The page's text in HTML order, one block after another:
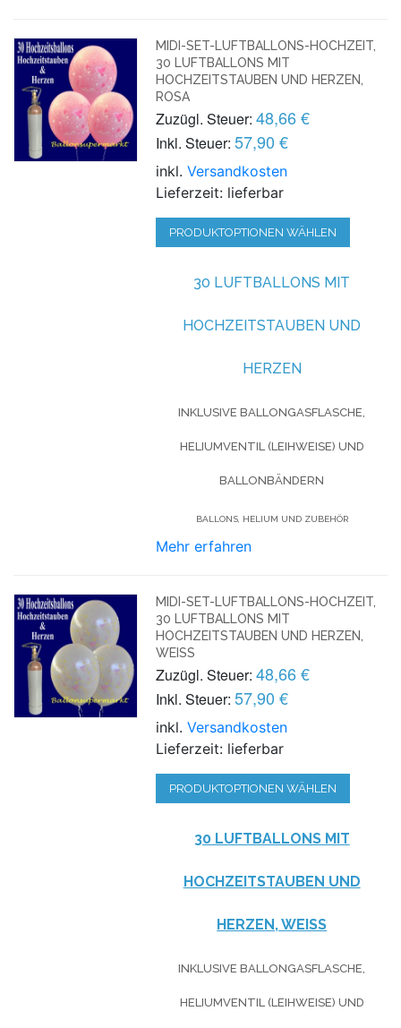
MIDI-SET-LUFTBALLONS-HOCHZEIT,
30 LUFTBALLONS MIT
HOCHZEITSTAUBEN UND HERZEN,
ROSA
Zuzügl. Steuer: 48,66 €
Inkl. Steuer: 57,90 €
inkl.Versandkosten
Lieferzeit: lieferbar
PRODUKTOPTIONEN WÄHLEN
30 LUFTBALLONS MIT
HOCHZEITSTAUBEN UND
HERZEN
INKLUSIVE BALLONGASFLASCHE,
HELIUMVENTIL (LEIHWEISE) UND
BALLONBÄNDERN
BALLONS, HELIUM UND ZUBEHÖR
Mehr erfahren
MIDI-SET-LUFTBALLONS-HOCHZEIT,
30 LUFTBALLONS MIT
HOCHZEITSTAUBEN UND HERZEN,
WEISS
Zuzügl. Steuer: 48,66 €
Inkl. Steuer: 57,90 €
inkl.Versandkosten
Lieferzeit: lieferbar
PRODUKTOPTIONEN WÄHLEN
30 LUFTBALLONS MIT
HOCHZEITSTAUBEN UND
HERZEN, WEISS
INKLUSIVE BALLONGASFLASCHE,
HELIUMVENTIL (LEIHWEISE) UND